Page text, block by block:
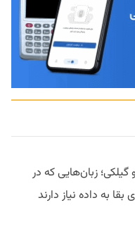
گیلکی؛ زبان‌هایی که در
به داده نیاز دارند